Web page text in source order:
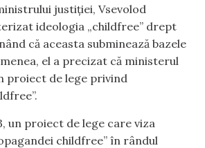
justiției, Vsevolod
ideologia „childfree” drept
că aceasta subminează bazele
el a precizat că ministerul
proiect de lege privind
un proiect de lege care viza
childfree” în rândul